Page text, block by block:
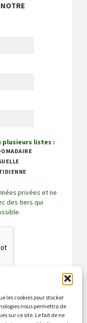
les cookies pour stocker
nous permettra de
sur ce site. Le fait de ne
plusieurs listes :
privées et ne
des tiers qui